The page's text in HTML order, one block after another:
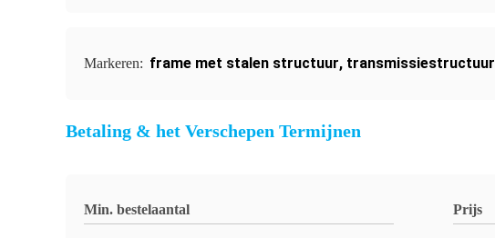
Markeren: frame met stalen structuur, transmissiestructuur
Betaling & het Verschepen Termijnen
Min. bestelaantal Prijs